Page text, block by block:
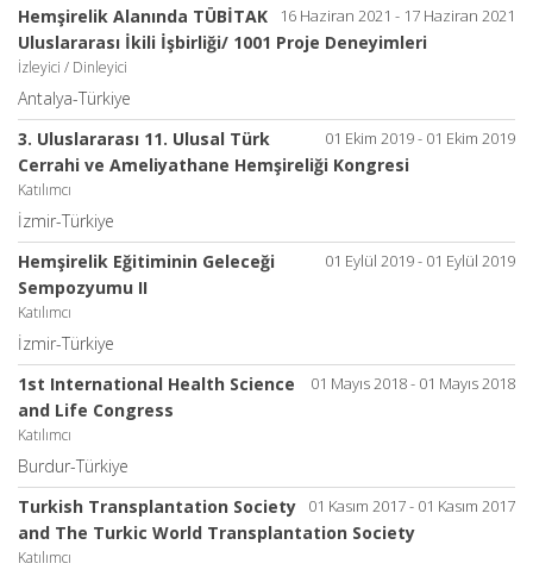
16 Haziran 2021 - 17 Haziran 2021
Hemşirelik Alanında TÜBİTAK
Uluslararası İkili İşbirliği/ 1001 Proje Deneyimleri
İzleyici / Dinleyici
Antalya-Türkiye
01 Ekim 2019 - 01 Ekim 2019
3. Uluslararası 11. Ulusal Türk
Cerrahi ve Ameliyathane Hemşireliği Kongresi
Katılımcı
İzmir-Türkiye
01 Eylül 2019 - 01 Eylül 2019
Hemşirelik Eğitiminin Geleceği
Sempozyumu II
Katılımcı
İzmir-Türkiye
01 Mayıs 2018 - 01 Mayıs 2018
1st International Health Science
and Life Congress
Katılımcı
Burdur-Türkiye
01 Kasım 2017 - 01 Kasım 2017
Turkish Transplantation Society
and The Turkic World Transplantation Society
Katılımcı